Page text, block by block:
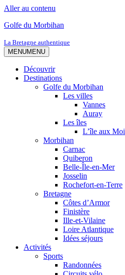
Aller au contenu
Golfe du Morbihan
La Bretagne authentique
MENUMENU
Découvrir
Destinations
Golfe du Morbihan
Les villes
Vannes
Auray
Les îles
L’île aux
Morbihan
Carnac
Quiberon
Belle-Île-en-Mer
Josselin
Rochefort-en-Terre
Bretagne
Côtes d’Armor
Finistère
Ille-et-Vilaine
Loire Atlantique
Idées séjours
Activités
Sports
Randonnées